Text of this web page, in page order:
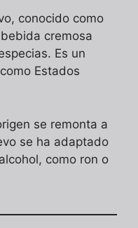
conocido como
cremosa
Es un
Estados
se remonta a
se ha adaptado
como ron o